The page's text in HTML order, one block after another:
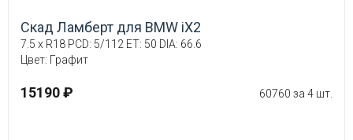
Скад Ламберт для BMW iX2
7.5 x R18 PCD: 5/112 ET: 50 DIA: 66.6
Цвет: Графит
15190 ₽ 60760 за 4 шт.